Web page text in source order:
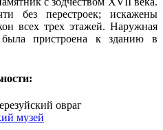
без перестроек; искажены
всех трех этажей. Наружная
пристроена к зданию в
овраг
музей